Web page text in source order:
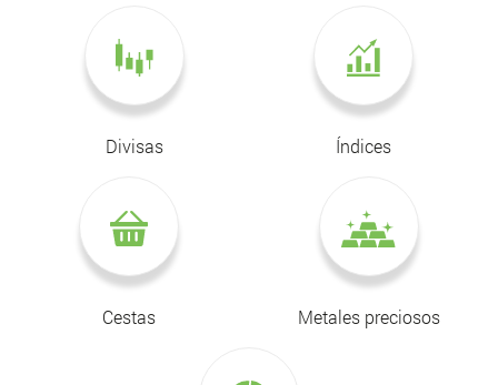
Divisas Índices
Cestas Metales preciosos